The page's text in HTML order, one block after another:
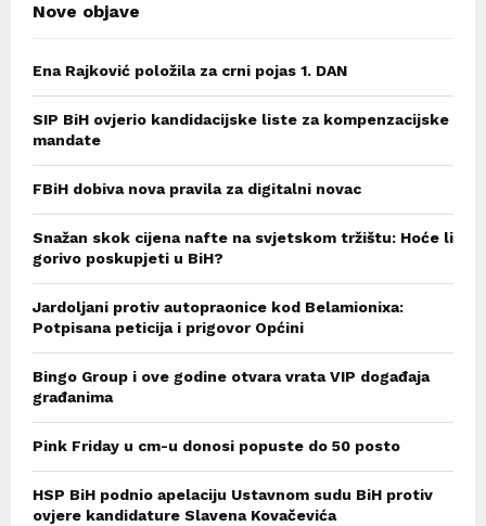
Nove objave
Ena Rajković položila za crni pojas 1. DAN
SIP BiH ovjerio kandidacijske liste za kompenzacijske
mandate
FBiH dobiva nova pravila za digitalni novac
Snažan skok cijena nafte na svjetskom tržištu: Hoće li
gorivo poskupjeti u BiH?
Jardoljani protiv autopraonice kod Belamionixa:
Potpisana peticija i prigovor Općini
Bingo Group i ove godine otvara vrata VIP događaja
građanima
Pink Friday u cm-u donosi popuste do 50 posto
HSP BiH podnio apelaciju Ustavnom sudu BiH protiv
ovjere kandidature Slavena Kovačevića